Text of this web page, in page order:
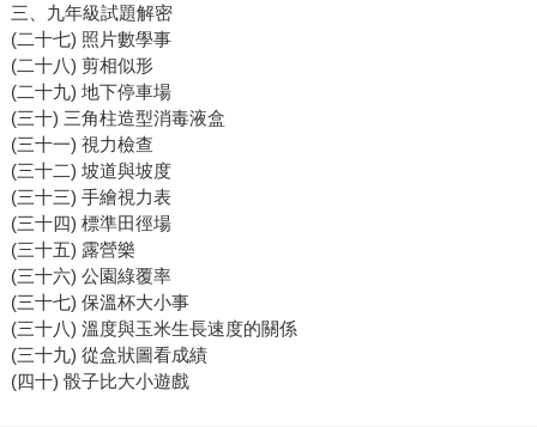
三、九年級試題解密
(二十七) 照片數學事
(二十八) 剪相似形
(二十九) 地下停車場
(三十) 三角柱造型消毒液盒
(三十一) 視力檢查
(三十二) 坡道與坡度
(三十三) 手繪視力表
(三十四) 標準田徑場
(三十五) 露營樂
(三十六) 公園綠覆率
(三十七) 保溫杯大小事
(三十八) 溫度與玉米生長速度的關係
(三十九) 從盒狀圖看成績
(四十) 骰子比大小遊戲